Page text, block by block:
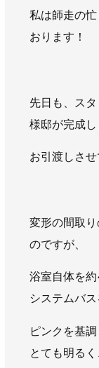
AWAJYUブロ
大型工事施工事
協力会社
お問い合
私は師走の
おります！
先日も、ス
様邸が完成し
お引渡しさせ
変形の間取
のですが、
浴室自体を
システムバ
ピンクを基
とても明る